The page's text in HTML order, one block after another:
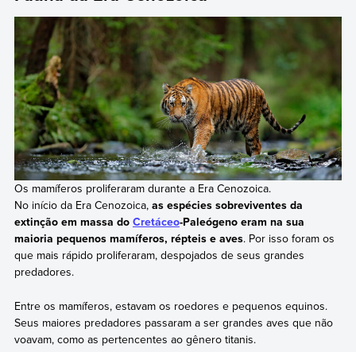
Os mamíferos proliferaram durante a Era Cenozoica.
No início da Era Cenozoica, as espécies sobreviventes da
extinção em massa do Cretáceo-Paleógeno eram na sua
maioria pequenos mamíferos, répteis e aves. Por isso foram os
que mais rápido proliferaram, despojados de seus grandes
predadores.
Entre os mamíferos, estavam os roedores e pequenos equinos.
Seus maiores predadores passaram a ser grandes aves que não
voavam, como as pertencentes ao gênero titanis.